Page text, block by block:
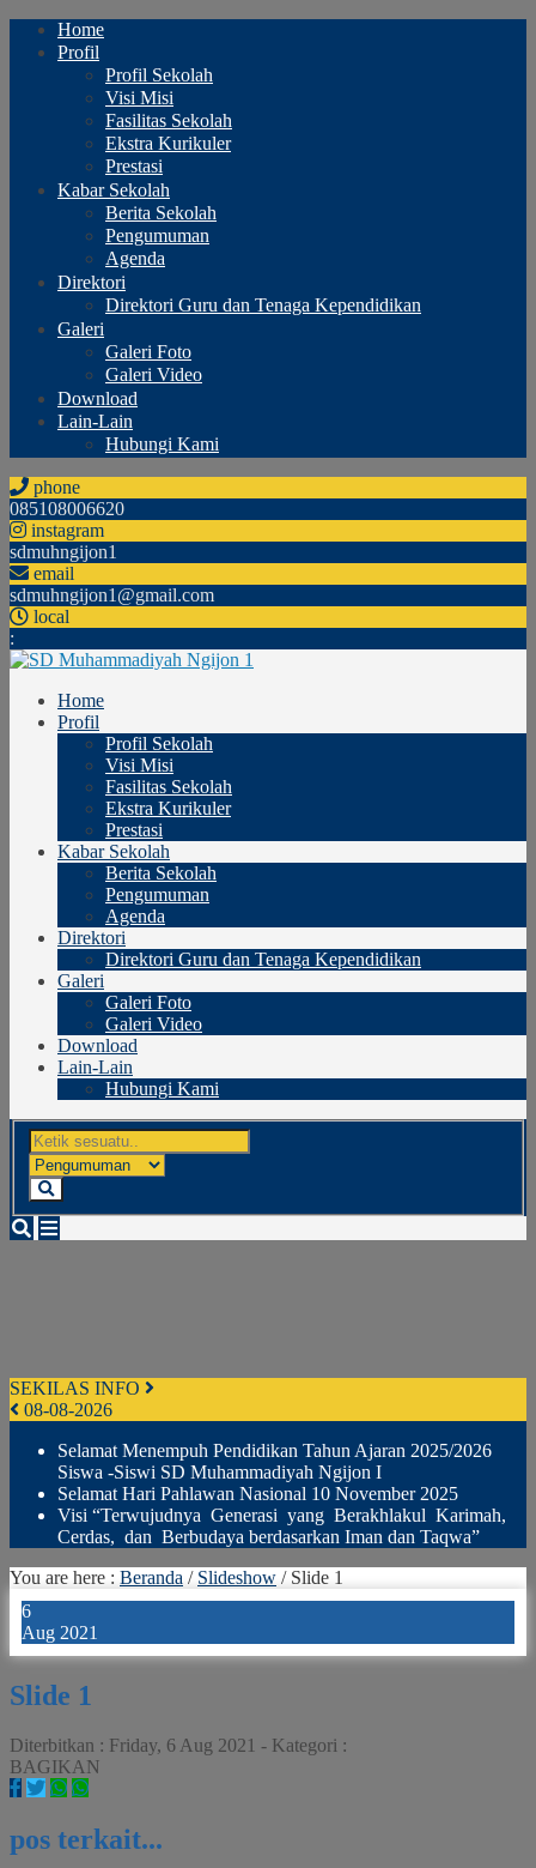
Home
Profil
Profil Sekolah
Visi Misi
Fasilitas Sekolah
Ekstra Kurikuler
Prestasi
Kabar Sekolah
Berita Sekolah
Pengumuman
Agenda
Direktori
Direktori Guru dan Tenaga Kependidikan
Galeri
Galeri Foto
Galeri Video
Download
Lain-Lain
Hubungi Kami
phone
085108006620
instagram
sdmuhngijon1
email
sdmuhngijon1@gmail.com
local
:
Home
Profil
Profil Sekolah
Visi Misi
Fasilitas Sekolah
Ekstra Kurikuler
Prestasi
Kabar Sekolah
Berita Sekolah
Pengumuman
Agenda
Direktori
Direktori Guru dan Tenaga Kependidikan
Galeri
Galeri Foto
Galeri Video
Download
Lain-Lain
Hubungi Kami
SEKILAS INFO
08-08-2026
Selamat Menempuh Pendidikan Tahun Ajaran 2025/2026
Siswa -Siswi SD Muhammadiyah Ngijon I
Selamat Hari Pahlawan Nasional 10 November 2025
Visi “Terwujudnya Generasi yang Berakhlakul Karimah,
Cerdas, dan Berbudaya berdasarkan Iman dan Taqwa”
You are here : Beranda / Slideshow / Slide 1
6
Aug 2021
Slide 1
Diterbitkan : Friday, 6 Aug 2021 - Kategori :
BAGIKAN
pos terkait...